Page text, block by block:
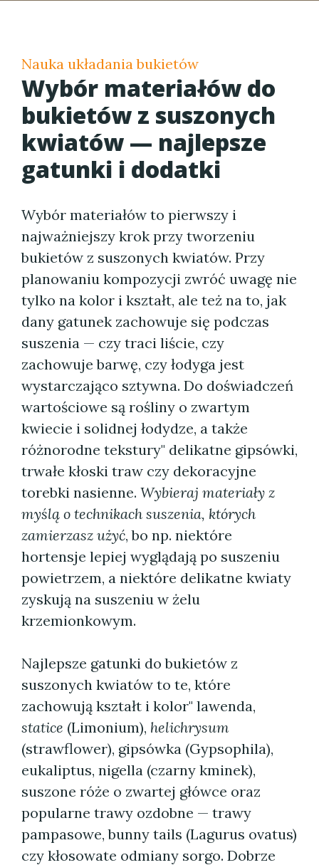
Nauka układania bukietów
Wybór materiałów do
bukietów z suszonych
kwiatów — najlepsze
gatunki i dodatki
Wybór materiałów to pierwszy i
najważniejszy krok przy tworzeniu
bukietów z suszonych kwiatów. Przy
planowaniu kompozycji zwróć uwagę nie
tylko na kolor i kształt, ale też na to, jak
dany gatunek zachowuje się podczas
suszenia — czy traci liście, czy
zachowuje barwę, czy łodyga jest
wystarczająco sztywna. Do doświadczeń
wartościowe są rośliny o zwartym
kwiecie i solidnej łodydze, a także
różnorodne tekstury" delikatne gipsówki,
trwałe kłoski traw czy dekoracyjne
torebki nasienne. Wybieraj materiały z
myślą o technikach suszenia, których
zamierzasz użyć, bo np. niektóre
hortensje lepiej wyglądają po suszeniu
powietrzem, a niektóre delikatne kwiaty
zyskują na suszeniu w żelu
krzemionkowym.
Najlepsze gatunki do bukietów z
suszonych kwiatów to te, które
zachowują kształt i kolor" lawenda,
statice (Limonium), helichrysum
(strawflower), gipsówka (Gypsophila),
eukaliptus, nigella (czarny kminek),
suszone róże o zwartej główce oraz
popularne trawy ozdobne — trawy
pampasowe, bunny tails (Lagurus ovatus)
czy kłosowate odmiany sorgo. Dobrze